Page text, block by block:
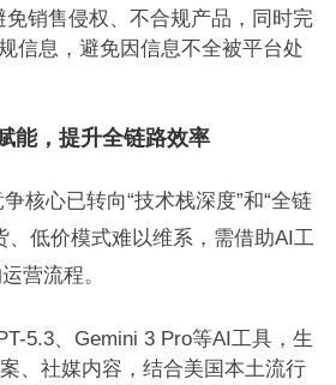
免销售侵权、不合规产品，同时完
信息，避免因信息不全被平台处
能，提升全链路效率
核心已转向“技术栈深度”和“全链
、低价模式难以维系，需借助AI工
营流程。
5.3、Gemini 3 Pro等AI工具，生
、社媒内容，结合美国本土流行